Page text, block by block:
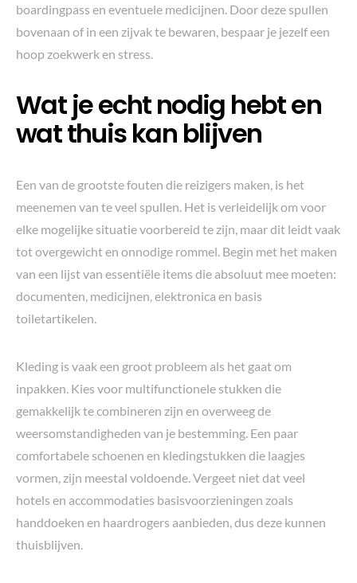
boardingpass en eventuele medicijnen. Door deze spullen
bovenaan of in een zijvak te bewaren, bespaar je jezelf een
hoop zoekwerk en stress.
Wat je echt nodig hebt en
wat thuis kan blijven
Een van de grootste fouten die reizigers maken, is het
meenemen van te veel spullen. Het is verleidelijk om voor
elke mogelijke situatie voorbereid te zijn, maar dit leidt vaak
tot overgewicht en onnodige rommel. Begin met het maken
van een lijst van essentiële items die absoluut mee moeten:
documenten, medicijnen, elektronica en basis
toiletartikelen.
Kleding is vaak een groot probleem als het gaat om
inpakken. Kies voor multifunctionele stukken die
gemakkelijk te combineren zijn en overweeg de
weersomstandigheden van je bestemming. Een paar
comfortabele schoenen en kledingstukken die laagjes
vormen, zijn meestal voldoende. Vergeet niet dat veel
hotels en accommodaties basisvoorzieningen zoals
handdoeken en haardrogers aanbieden, dus deze kunnen
thuisblijven.